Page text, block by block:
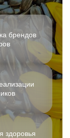
брендов
здоровья